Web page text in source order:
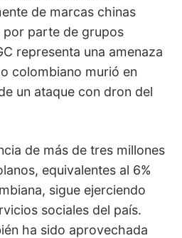
de marcas chinas
parte de grupos
representa una amenaza
colombiano murió en
un ataque con dron del
de más de tres millones
equivalentes al 6%
sigue ejerciendo
sociales del país.
ha sido aprovechada